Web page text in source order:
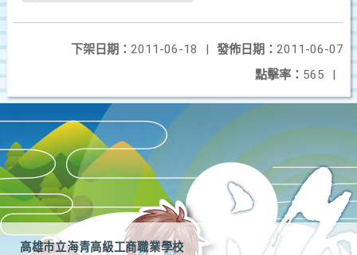
發佈日期： 2011-06-07
下架日期： 2011-06-18
|
點擊率： 565 |
高雄市立海青高級工商職業學校